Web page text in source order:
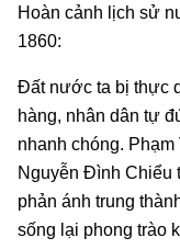
Hoàn cảnh lịch sử
1860:
Đất nước ta bị thực
hàng, nhân dân tự
nhanh chóng.
Nguyễn Đình Chiểu
phản ánh trung
sống lại phong trào